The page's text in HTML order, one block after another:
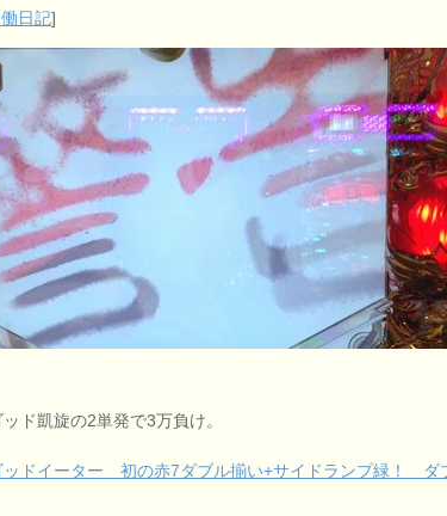
日記]
ド凱旋の2単発で3万負け。
ッドイーター 初の赤7ダブル揃い+サイドランプ緑！ ダ